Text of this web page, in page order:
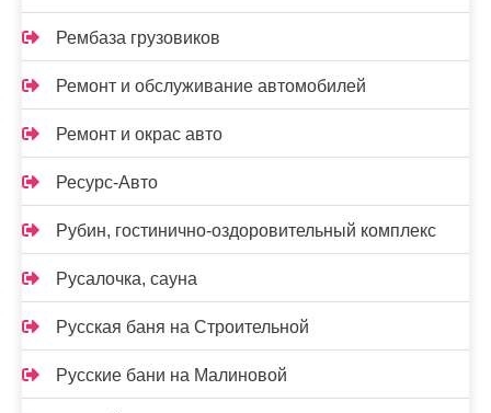
Рембаза грузовиков
Ремонт и обслуживание автомобилей
Ремонт и окрас авто
Ресурс-Авто
Рубин, гостинично-оздоровительный комплекс
Русалочка, сауна
Русская баня на Строительной
Русские бани на Малиновой